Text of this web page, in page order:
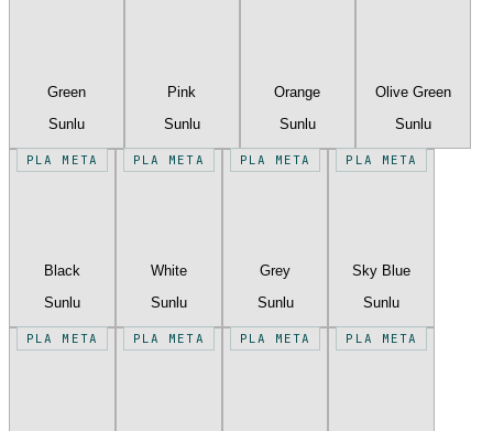
Green
Sunlu
Pink
Sunlu
Orange
Sunlu
Olive Green
Sunlu
PLA META
Black
Sunlu
PLA META
White
Sunlu
PLA META
Grey
Sunlu
PLA META
Sky Blue
Sunlu
PLA META PLA META PLA META PLA META